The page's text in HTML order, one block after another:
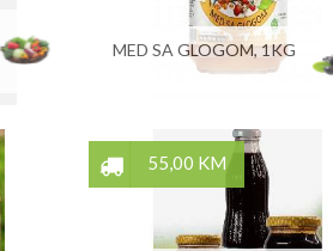
MED SA GLOGOM, 1KG
55,00 KM